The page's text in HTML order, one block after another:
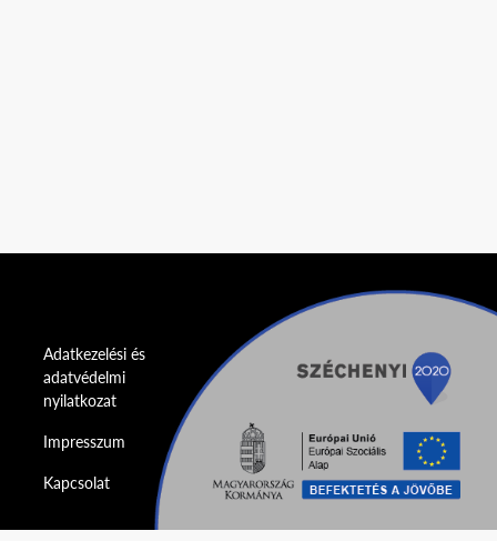
Adatkezelési és
adatvédelmi
nyilatkozat
Impresszum
Kapcsolat